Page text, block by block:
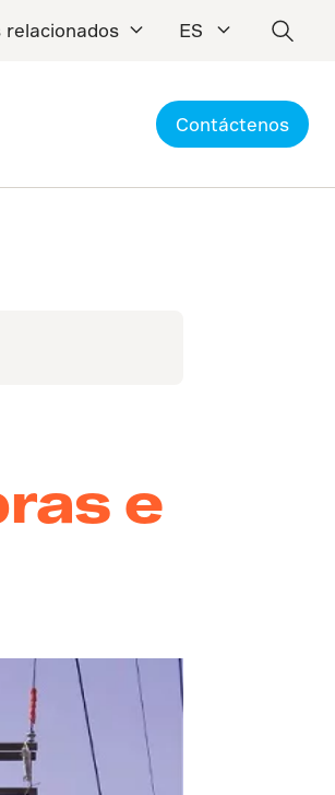
relacionados ES
Contáctenos
e